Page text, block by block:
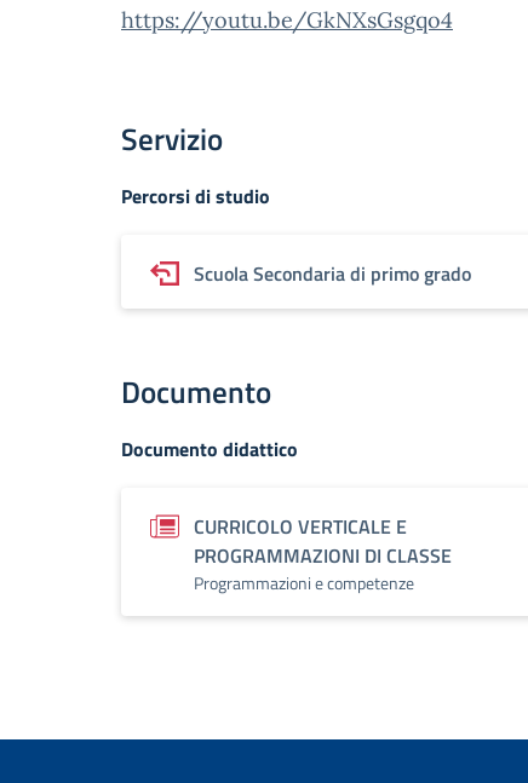
https://youtu.be/GkNXsGsgqo4
Servizio
Percorsi di studio
Scuola Secondaria di primo grado
Documento
Documento didattico
CURRICOLO VERTICALE E
PROGRAMMAZIONI DI CLASSE
Programmazioni e competenze